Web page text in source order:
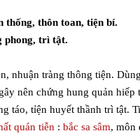
thống, thôn toan, tiện bí.
phong, trì tật.
nhuận tràng thông tiện.
nên chứng hung quản hiếp
táo, tỉện huyết thầnh trì tật.
quán tiễn :bắc sa sâm, môn